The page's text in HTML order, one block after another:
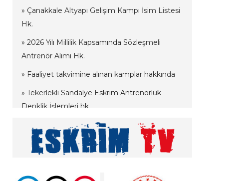
» Çanakkale Altyapı Gelişim Kampı İsim Listesi
Hk.
» 2026 Yılı Millilik Kapsamında Sözleşmeli
Antrenör Alımı Hk.
» Faaliyet takvimine alınan kamplar hakkında
» Tekerlekli Sandalye Eskrim Antrenörlük
Denklik İşlemleri hk.
» Vakıf Üniversiteleri Milli Sporcu Eğitim Bursu
2026 Yılı Başvuruları hk.
» 2026 Yılı Hakem Geç Vize İşlemleri hk.
» ÖDEME İŞLEMLERİ HAKKINDA ÖNEMLİ